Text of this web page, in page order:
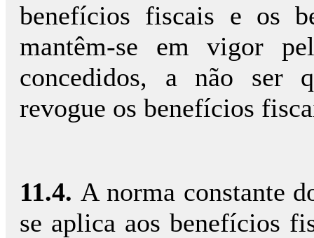
benefícios fiscais e os
mantêm-se em vigor
concedidos, a não ser
revogue os benefícios
11.4. A norma constante
se aplica aos benefícios